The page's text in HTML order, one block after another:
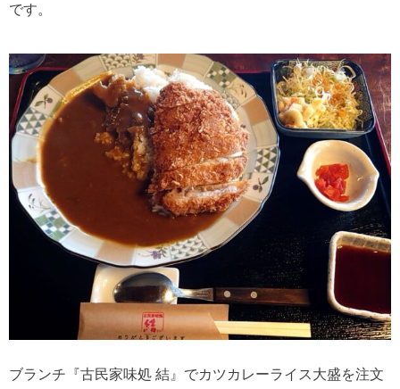
です。
ブランチ『古民家味処 結』でカツカレーライス大盛を注文